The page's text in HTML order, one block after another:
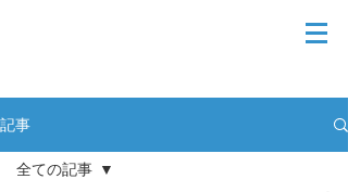
記事
全ての記事